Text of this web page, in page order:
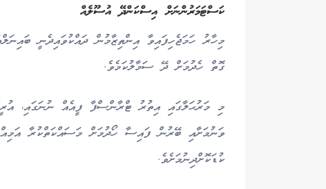
ކަސްޓަމަރުންނަށް އިސްކަންދޭ އުސޫލެއް
މިހާރު ހަމަޖެހިފައިވާ އިންތިޒާމުން ދައްކުވައިދެނީ
ގޮތް ހެދުމަށް ދޭ ސަމާލުކަމެވެ.
މި މަރުޙަލާގައި އިތުރު ޓްރާންސްފާ ފީއެއް ނުނަގައި،
ވަނުމަށާއި ބޭރުން ފައިސާ ހޯދުމަށް މަސައްކަތްކުރާ
ކުޑަކޮށްދިނުމަށެވެ.